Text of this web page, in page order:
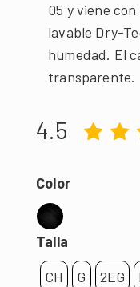
05 y viene
lavable Dry-
humedad. El
transparente.
4.5
Color
Talla
CH
G 2EG